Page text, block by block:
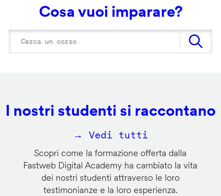
Cosa vuoi imparare?
I nostri studenti si raccontano
→ Vedi tutti
Scopri come la formazione offerta dalla
Fastweb Digital Academy ha cambiato la vita
dei nostri studenti attraverso le loro
testimonianze e la loro esperienza.